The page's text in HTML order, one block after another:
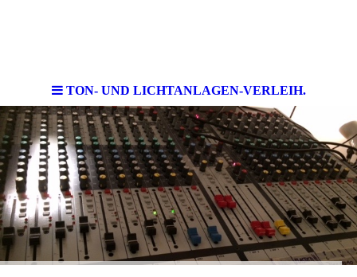
TON- UND LICHTANLAGEN-VERLEIH.